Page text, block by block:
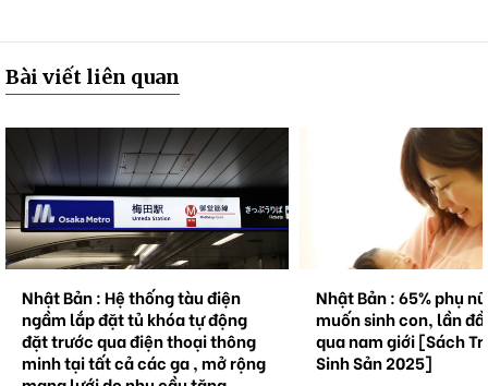
Bài viết liên quan
Nhật Bản : 65% phụ nữ không
muốn sinh con, lần đầu tiên vượt
qua nam giới [Sách Trắng về
Sinh Sản 2025]
Natto trở thành hiện
cầu . Bối cảnh và
tương lai.